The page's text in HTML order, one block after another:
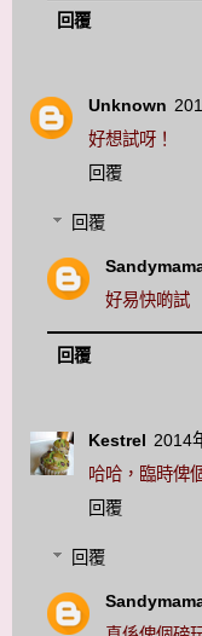
回覆
Unknown
好想試呀！
回覆
回覆
好易快啲試
回覆
Kestrel 2014
哈哈，臨時俾
回覆
回覆